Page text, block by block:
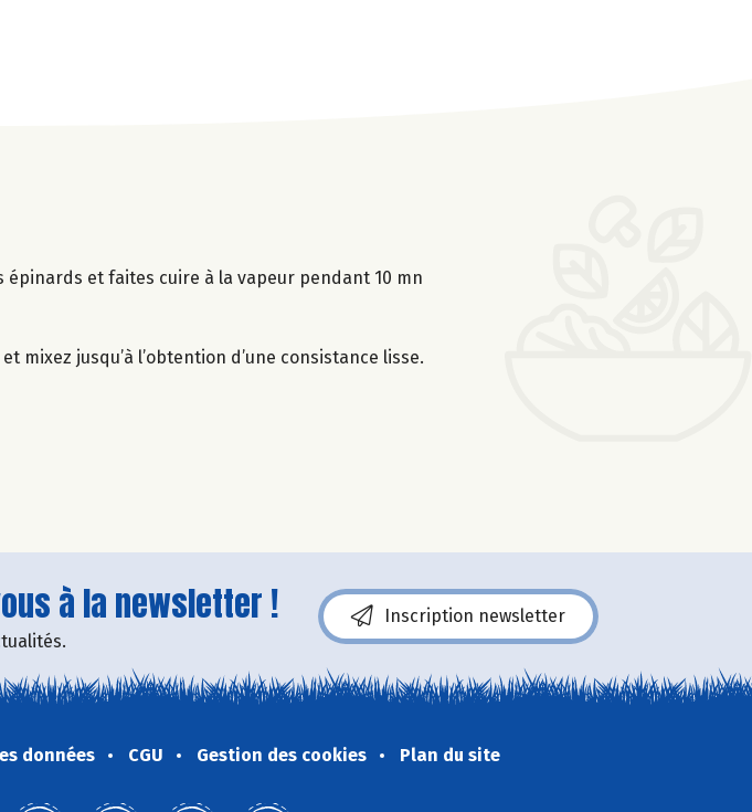
épinards et faites cuire à la vapeur pendant 10 mn
mixez jusqu’à l’obtention d’une consistance lisse.
à la newsletter ! Inscription newsletter
données CGU Gestion des cookies Plan du site